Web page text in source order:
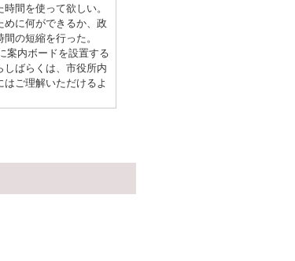
間を使って欲しい。
めに何ができるか、政
の短縮を行った。
案内ボードを設置する
しばらくは、市役所内
ご理解いただけるよ